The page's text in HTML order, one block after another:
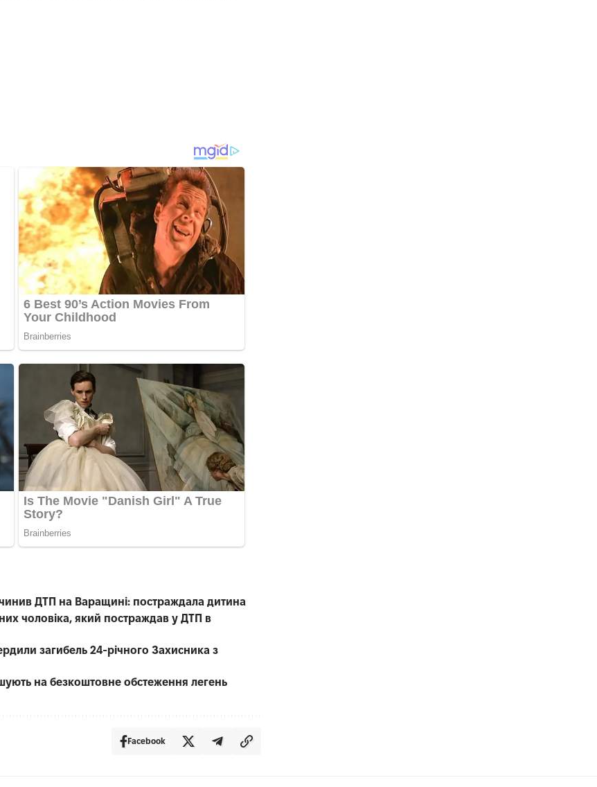
ДТП на Варащині: постраждала дитина
чоловіка, який постраждав у ДТП в
загибель 24-річного Захисника з
на безкоштовне обстеження легень
Facebook